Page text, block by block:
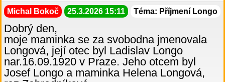
Michal Bokoč 25.3.2026 15:11 Téma: Příjmení Longo
Dobrý den,
moje maminka se za svobodna jmenovala
Longová, její otec byl Ladislav Longo
nar.16.09.1920 v Praze. Jeho otcem byl
Josef Longo a maminka Helena Longová,